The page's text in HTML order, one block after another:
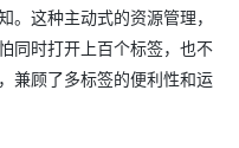
。这种主动式的资源管理，
同时打开上百个标签，也不
兼顾了多标签的便利性和运